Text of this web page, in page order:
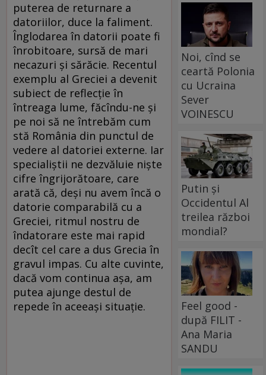
puterea de returnare a
datoriilor, duce la faliment.
Înglodarea în datorii poate fi
înrobitoare, sursă de mari
necazuri şi sărăcie. Recentul
exemplu al Greciei a devenit
subiect de reflecţie în
întreaga lume, făcîndu-ne şi
pe noi să ne întrebăm cum
stă România din punctul de
vedere al datoriei externe. Iar
specialiştii ne dezvăluie nişte
cifre îngrijorătoare, care
arată că, deşi nu avem încă o
datorie comparabilă cu a
Greciei, ritmul nostru de
îndatorare este mai rapid
decît cel care a dus Grecia în
gravul impas. Cu alte cuvinte,
dacă vom continua aşa, am
putea ajunge destul de
repede în aceeaşi situaţie.
Noi, cînd se
ceartă Polonia
cu Ucraina
Sever
VOINESCU
Putin și
Occidentul Al
treilea război
mondial?
Feel good -
după FILIT -
Ana Maria
SANDU